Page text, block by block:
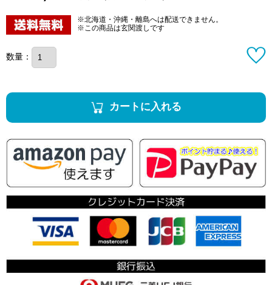
※北海道・沖縄・離島へは配送できません。
※この商品は玄関渡しです
数量：
カートに入れる